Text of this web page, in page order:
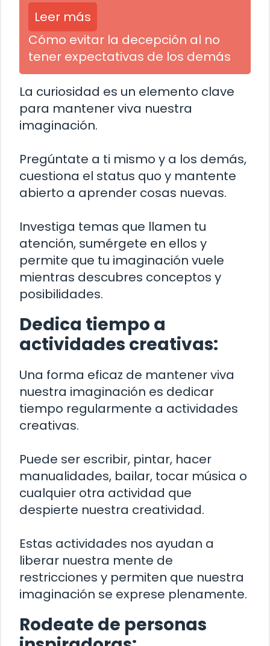
Leer más
Cómo evitar la decepción al no
tener expectativas de los demás
La curiosidad es un elemento clave
para mantener viva nuestra
imaginación.
Pregúntate a ti mismo y a los demás,
cuestiona el status quo y mantente
abierto a aprender cosas nuevas.
Investiga temas que llamen tu
atención, sumérgete en ellos y
permite que tu imaginación vuele
mientras descubres conceptos y
posibilidades.
Dedica tiempo a
actividades creativas:
Una forma eficaz de mantener viva
nuestra imaginación es dedicar
tiempo regularmente a actividades
creativas.
Puede ser escribir, pintar, hacer
manualidades, bailar, tocar música o
cualquier otra actividad que
despierte nuestra creatividad.
Estas actividades nos ayudan a
liberar nuestra mente de
restricciones y permiten que nuestra
imaginación se exprese plenamente.
Rodeate de personas